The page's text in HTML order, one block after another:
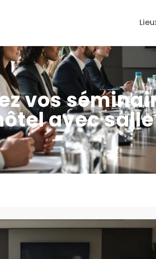
vos
avec